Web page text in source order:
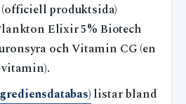
produktsida)
Elixir 5% Biotech
och Vitamin CG (en
listar bland